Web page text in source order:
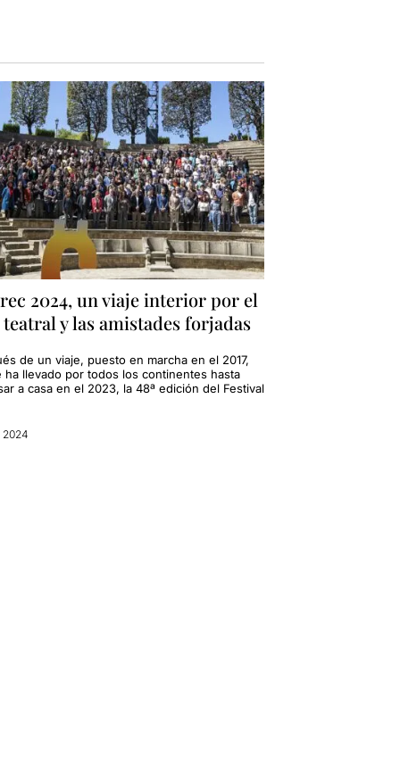
2024, un viaje interior por el
y las amistades forjadas
de un viaje, puesto en marcha en el 2017,
ha llevado por todos los continentes hasta
a casa en el 2023, la 48ª edición del Festival
2024